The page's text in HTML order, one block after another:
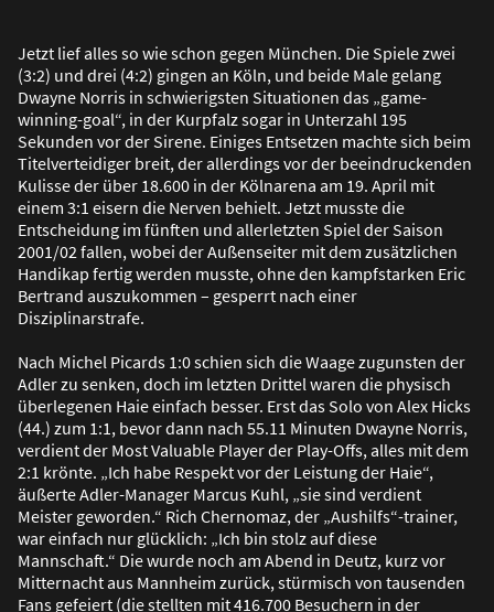
Jetzt lief alles so wie schon gegen München. Die Spiele zwei
(3:2) und drei (4:2) gingen an Köln, und beide Male gelang
Dwayne Norris in schwierigsten Situationen das „game-
winning-goal“, in der Kurpfalz sogar in Unterzahl 195
Sekunden vor der Sirene. Einiges Entsetzen machte sich beim
Titelverteidiger breit, der allerdings vor der beeindruckenden
Kulisse der über 18.600 in der Kölnarena am 19. April mit
einem 3:1 eisern die Nerven behielt. Jetzt musste die
Entscheidung im fünften und allerletzten Spiel der Saison
2001/02 fallen, wobei der Außenseiter mit dem zusätzlichen
Handikap fertig werden musste, ohne den kampfstarken Eric
Bertrand auszukommen – gesperrt nach einer
Disziplinarstrafe.
Nach Michel Picards 1:0 schien sich die Waage zugunsten der
Adler zu senken, doch im letzten Drittel waren die physisch
überlegenen Haie einfach besser. Erst das Solo von Alex Hicks
(44.) zum 1:1, bevor dann nach 55.11 Minuten Dwayne Norris,
verdient der Most Valuable Player der Play-Offs, alles mit dem
2:1 krönte. „Ich habe Respekt vor der Leistung der Haie“,
äußerte Adler-Manager Marcus Kuhl, „sie sind verdient
Meister geworden.“ Rich Chernomaz, der „Aushilfs“-trainer,
war einfach nur glücklich: „Ich bin stolz auf diese
Mannschaft.“ Die wurde noch am Abend in Deutz, kurz vor
Mitternacht aus Mannheim zurück, stürmisch von tausenden
Fans gefeiert (die stellten mit 416.700 Besuchern in der